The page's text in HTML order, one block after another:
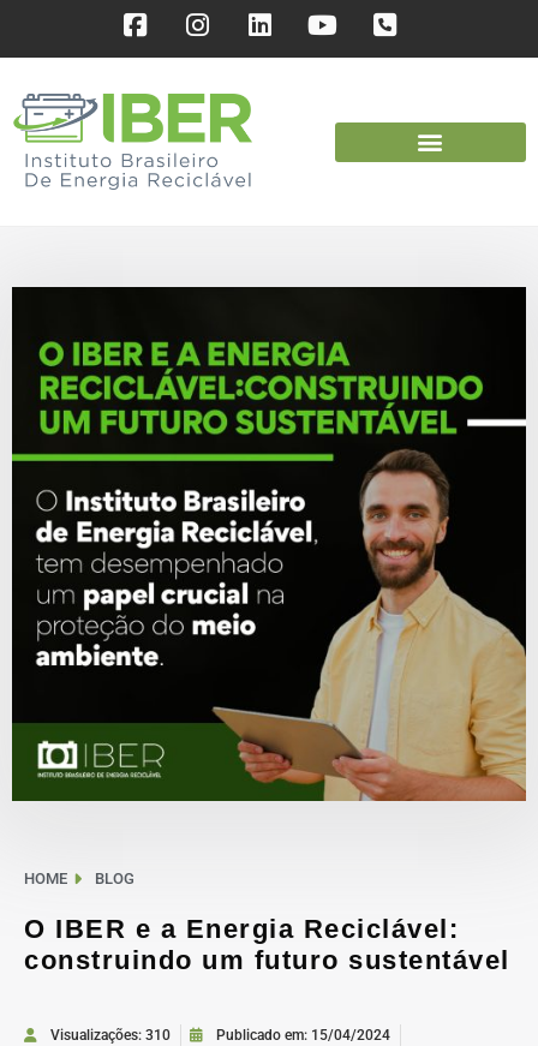
HOME BLOG
O IBER e a Energia Reciclável:
construindo um futuro sustentável
Visualizações: 310 Publicado em: 15/04/2024